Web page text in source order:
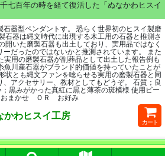
七百年の時を経て復活した「ぬなかわヒスイ
器型ペンダントす。 恐らく世界初のヒスイ製磨
石器は縄文時代に出現する木工用の石器と推測さ
開いた磨製石器も出土しており、実用品ではなく
だったのではないかと推測されています。 また
実用の磨製石器が副葬品として出土した報告例も
魚川産石器がブランド的価値を持っていたことが
状とも縄文ファンを唸らせる実用の磨製石器と同
、アクセサリー、教材としてもどうぞ。 石質；良
黒みがかった真紅に黒と薄茶の斑模様 使用ビー
おまかせ ＯＲ お好み
かわヒスイ工房
カート